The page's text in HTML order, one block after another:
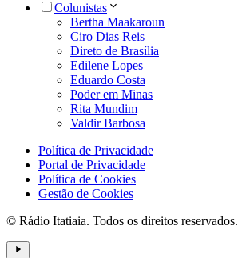
Colunistas
Bertha Maakaroun
Ciro Dias Reis
Direto de Brasília
Edilene Lopes
Eduardo Costa
Poder em Minas
Rita Mundim
Valdir Barbosa
Política de Privacidade
Portal de Privacidade
Política de Cookies
Gestão de Cookies
© Rádio Itatiaia. Todos os direitos reservados.